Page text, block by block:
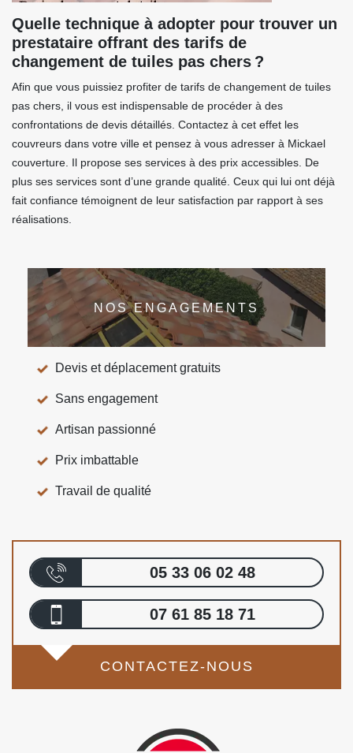
Quelle technique à adopter pour trouver un
prestataire offrant des tarifs de
changement de tuiles pas chers ?
Afin que vous puissiez profiter de tarifs de changement de tuiles
pas chers, il vous est indispensable de procéder à des
confrontations de devis détaillés. Contactez à cet effet les
couvreurs dans votre ville et pensez à vous adresser à Mickael
couverture. Il propose ses services à des prix accessibles. De
plus ses services sont d’une grande qualité. Ceux qui lui ont déjà
fait confiance témoignent de leur satisfaction par rapport à ses
réalisations.
NOS ENGAGEMENTS
Devis et déplacement gratuits
Sans engagement
Artisan passionné
Prix imbattable
Travail de qualité
05 33 06 02 48
07 61 85 18 71
CONTACTEZ-NOUS